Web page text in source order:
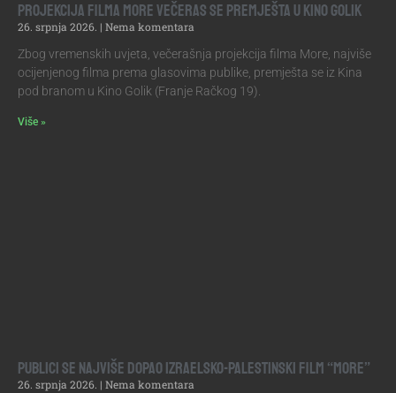
Projekcija filma More večeras se premješta u Kino Golik
26. srpnja 2026.
Nema komentara
Zbog vremenskih uvjeta, večerašnja projekcija filma More, najviše
ocijenjenog filma prema glasovima publike, premješta se iz Kina
pod branom u Kino Golik (Franje Račkog 19).
Više »
Publici se najviše dopao izraelsko-palestinski film “More”
26. srpnja 2026.
Nema komentara